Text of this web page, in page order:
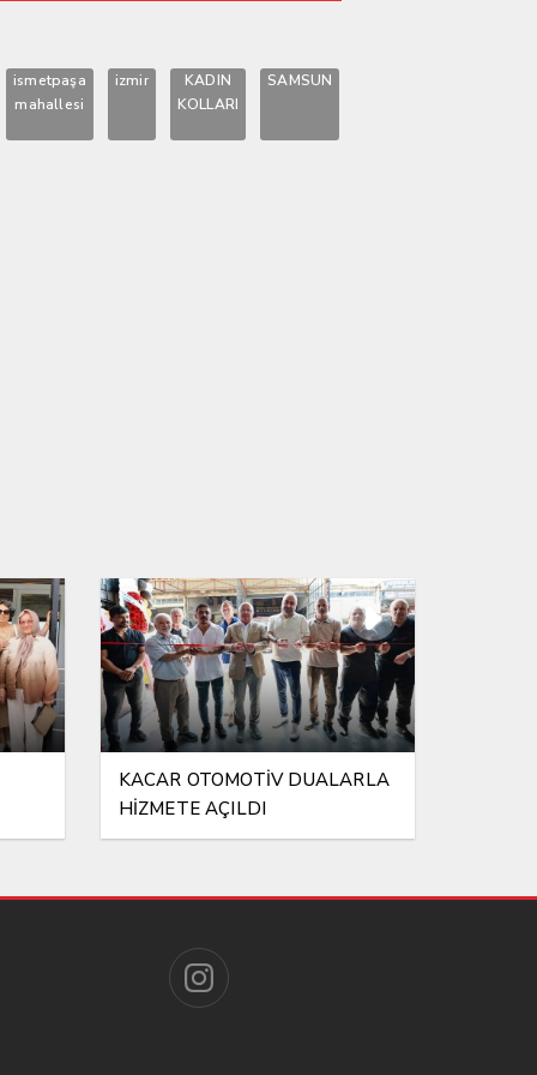
ismetpaşa
mahallesi
izmir
KADIN
KOLLARI
SAMSUN
KAVUŞUYOR
KACAR OTOMOTİV DUALARLA
HİZMETE AÇILDI